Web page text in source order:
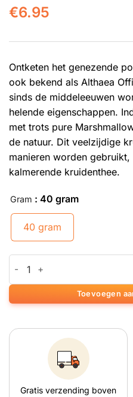
€6.95
Ontketen het genezende
ook bekend als Althaea
sinds de middeleeuwen
helende eigenschappen.
met trots pure
de natuur. Dit veelzijdige
manieren worden
kalmerende kruidenthee.
Gram : 40 gram
40 gram
Toevoegen
Gratis verzending boven